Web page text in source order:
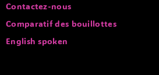
Contactez-nous
Comparatif des bouillottes
English spoken